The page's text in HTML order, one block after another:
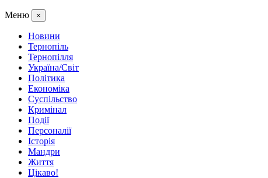
Меню ×
Новини
Тернопіль
Тернопілля
Україна/Світ
Політика
Економіка
Суспільство
Кримінал
Події
Персоналії
Історія
Мандри
Життя
Цікаво!